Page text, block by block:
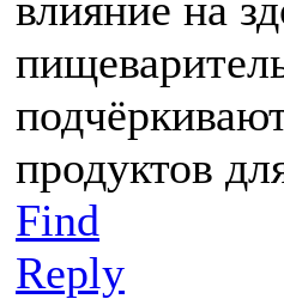
продуктов
Find
Reply